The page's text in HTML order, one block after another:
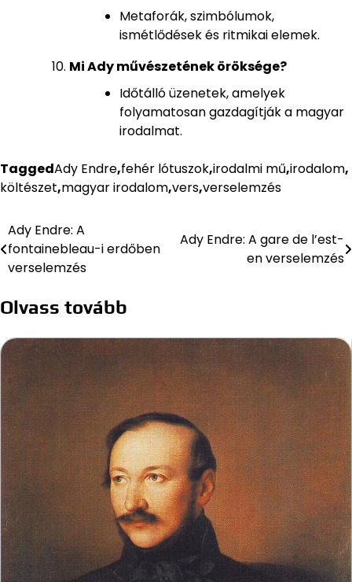
Metaforák, szimbólumok,
ismétlődések és ritmikai elemek.
Mi Ady művészetének öröksége?
Időtálló üzenetek, amelyek
folyamatosan gazdagítják a magyar
irodalmat.
TaggedAdy Endre,fehér lótuszok,irodalmi mű,irodalom,
költészet,magyar irodalom,vers,verselemzés
Bejegyzés
navigáció
Ady Endre: A
fontainebleau-i erdőben
verselemzés
Ady Endre: A gare de l’est-
en verselemzés
Olvass tovább